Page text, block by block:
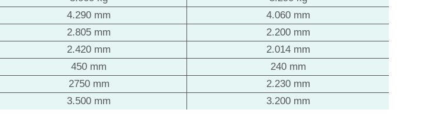
4.290 mm
4.060 mm
2.805 mm
2.200 mm
2.420 mm
2.014 mm
450 mm
240 mm
2750 mm
2.230 mm
3.500 mm 3.200 mm